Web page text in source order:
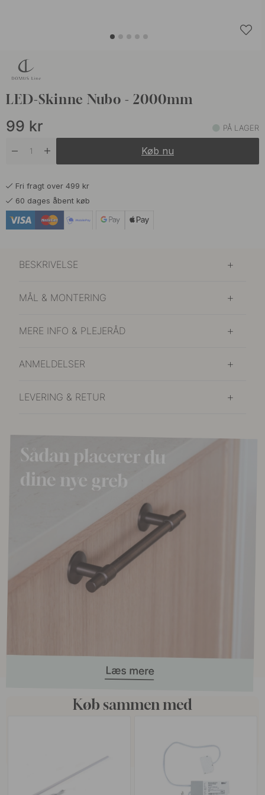
LED-Skinne Nubo - 2000mm
99 kr PÅ LAGER
Køb nu
Fri fragt over 499 kr
60 dages åbent køb
BESKRIVELSE
MÅL & MONTERING
MERE INFO & PLEJERÅD
ANMELDELSER
LEVERING & RETUR
Køb sammen med